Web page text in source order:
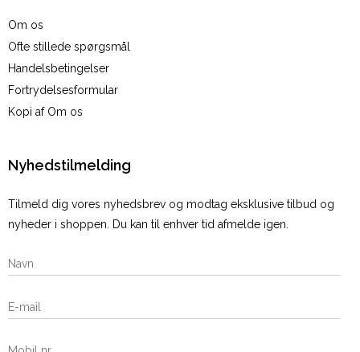
Om os
Ofte stillede spørgsmål
Handelsbetingelser
Fortrydelsesformular
Kopi af Om os
Nyhedstilmelding
Tilmeld dig vores nyhedsbrev og modtag eksklusive tilbud og
nyheder i shoppen. Du kan til enhver tid afmelde igen.